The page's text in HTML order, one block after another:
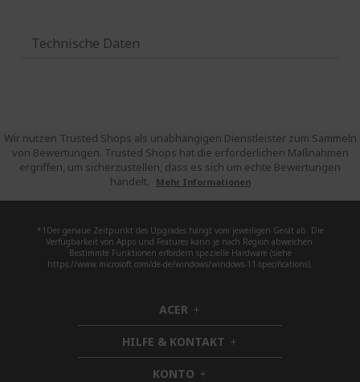
Technische Daten
Wir nutzen Trusted Shops als unabhängigen Dienstleister zum Sammeln
von Bewertungen. Trusted Shops hat die erforderlichen Maßnahmen
ergriffen, um sicherzustellen, dass es sich um echte Bewertungen
handelt.
Mehr Informationen
*1Der genaue Zeitpunkt des Upgrades hängt vom jeweiligen Gerät ab. Die
Verfügbarkeit von Apps und Features kann je nach Region abweichen.
Bestimmte Funktionen erfordern spezielle Hardware (siehe
https://www.microsoft.com/de-de/windows/windows-11-specifications).
ACER h
i
d
d
e
HILFE & KONTAKT h
i
KONTO h